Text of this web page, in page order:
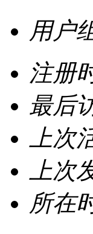
用户
注册
最后
上次
上次
所在